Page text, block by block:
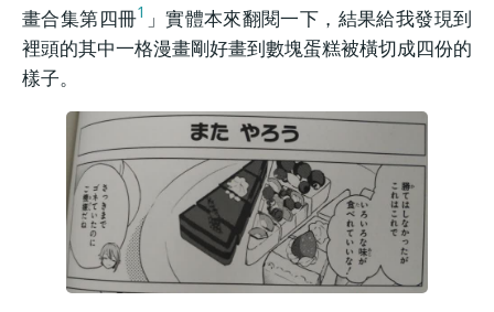
畫合集第四冊1 」實體本來翻閱一下，結果給我發現到
裡頭的其中一格漫畫剛好畫到數塊蛋糕被橫切成四份的
樣子。